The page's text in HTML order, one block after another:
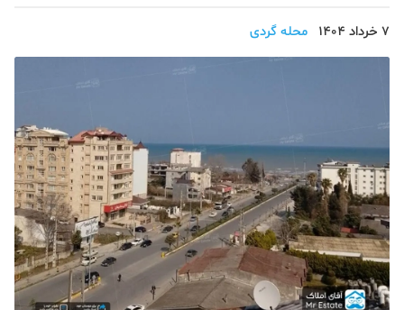
محله گردی
معماری
ملکی
همایش و نمایشگاه
7 خرداد 1404 محله گردی